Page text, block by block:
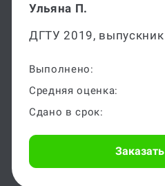
Ульяна П.
ДГТУ 2019, выпускник
Выполнено:
Средняя оценка:
Сдано в срок:
Заказать